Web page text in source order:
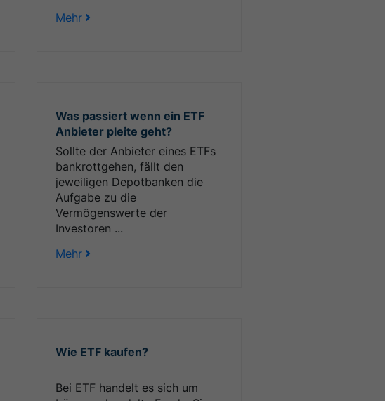
Mehr
Was passiert wenn ein ETF
Anbieter pleite geht?
Sollte der Anbieter eines ETFs
bankrottgehen, fällt den
jeweiligen Depotbanken die
Aufgabe zu die
Vermögenswerte der
Investoren ...
Mehr
Wie ETF kaufen?
Bei ETF handelt es sich um